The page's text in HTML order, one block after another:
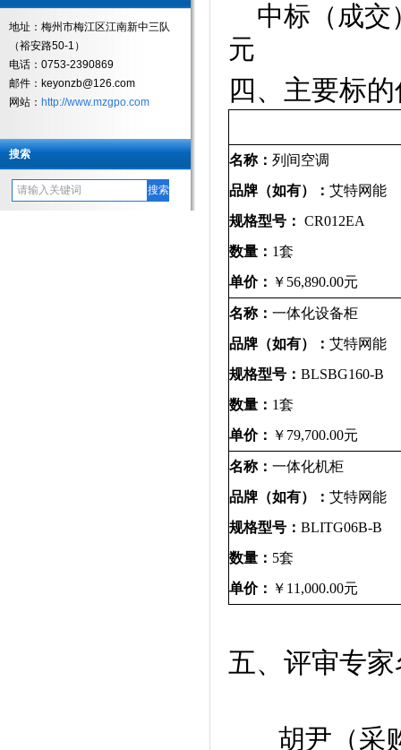
地址：梅州市梅江区江南新中三队
（裕安路50-1）
电话：0753-2390869
邮件：keyonzb@126.com
网站： http://www.mzgpo.com
搜索
中标（成交
元
四、主要标
名称： 列间空调
品牌（如有）： 艾特网能
规格型号： CR012EA
数量： 1套
单价： ￥ 56,890.00元
名称： 一体化设备柜
品牌（如有）： 艾特网能
规格型号： BLSBG160-B
数量： 1套
单价： ￥ 79,700.00元
名称： 一体化机柜
品牌（如有）： 艾特网能
规格型号： BLITG06B-B
数量： 5套
单价： ￥ 11,000.00元
五、评审专
胡尹（采